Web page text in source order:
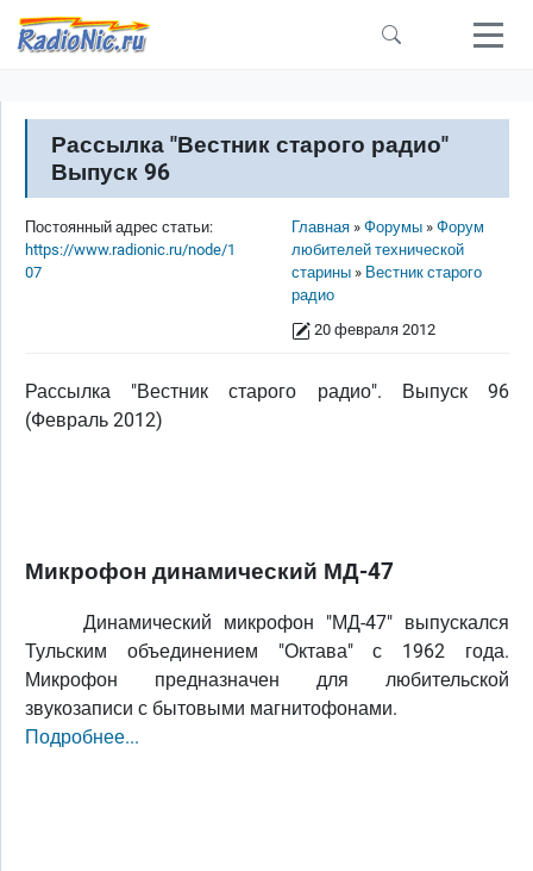
Перейти к основному содержанию
Рассылка "Вестник старого радио"
Выпуск 96
Строка навигации
Главная Форумы
Форум
любителей технической
старины
Вестник старого
радио
20 февраля 2012
Постоянный адрес статьи:
https://www.radionic.ru/node/1
07
Рассылка "Вестник старого радио". Выпуск 96
(Февраль 2012)
Микрофон динамический МД-47
Динамический микрофон "МД-47" выпускался
Тульским объединением "Октава" с 1962 года.
Микрофон предназначен для любительской
звукозаписи с бытовыми магнитофонами.
Подробнее...